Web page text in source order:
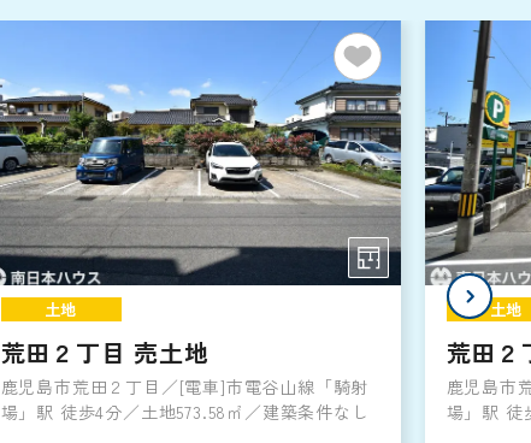
土地
荒田２丁目 売土地
鹿児島市荒田２丁目／[電車]市電谷山線「騎射
場」駅 徒歩4分／土地573.58㎡／建築条件なし
土地
荒田２
鹿児島市
場」駅 徒